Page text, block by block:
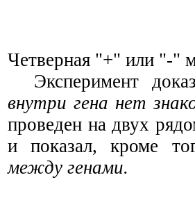
Четверная "+" или "-"
Эксперимент
внутри гена нет
проведен на двух
и показал, кроме
между генами.